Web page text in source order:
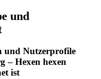
und
und Nutzerprofile
– Hexen hexen
ist